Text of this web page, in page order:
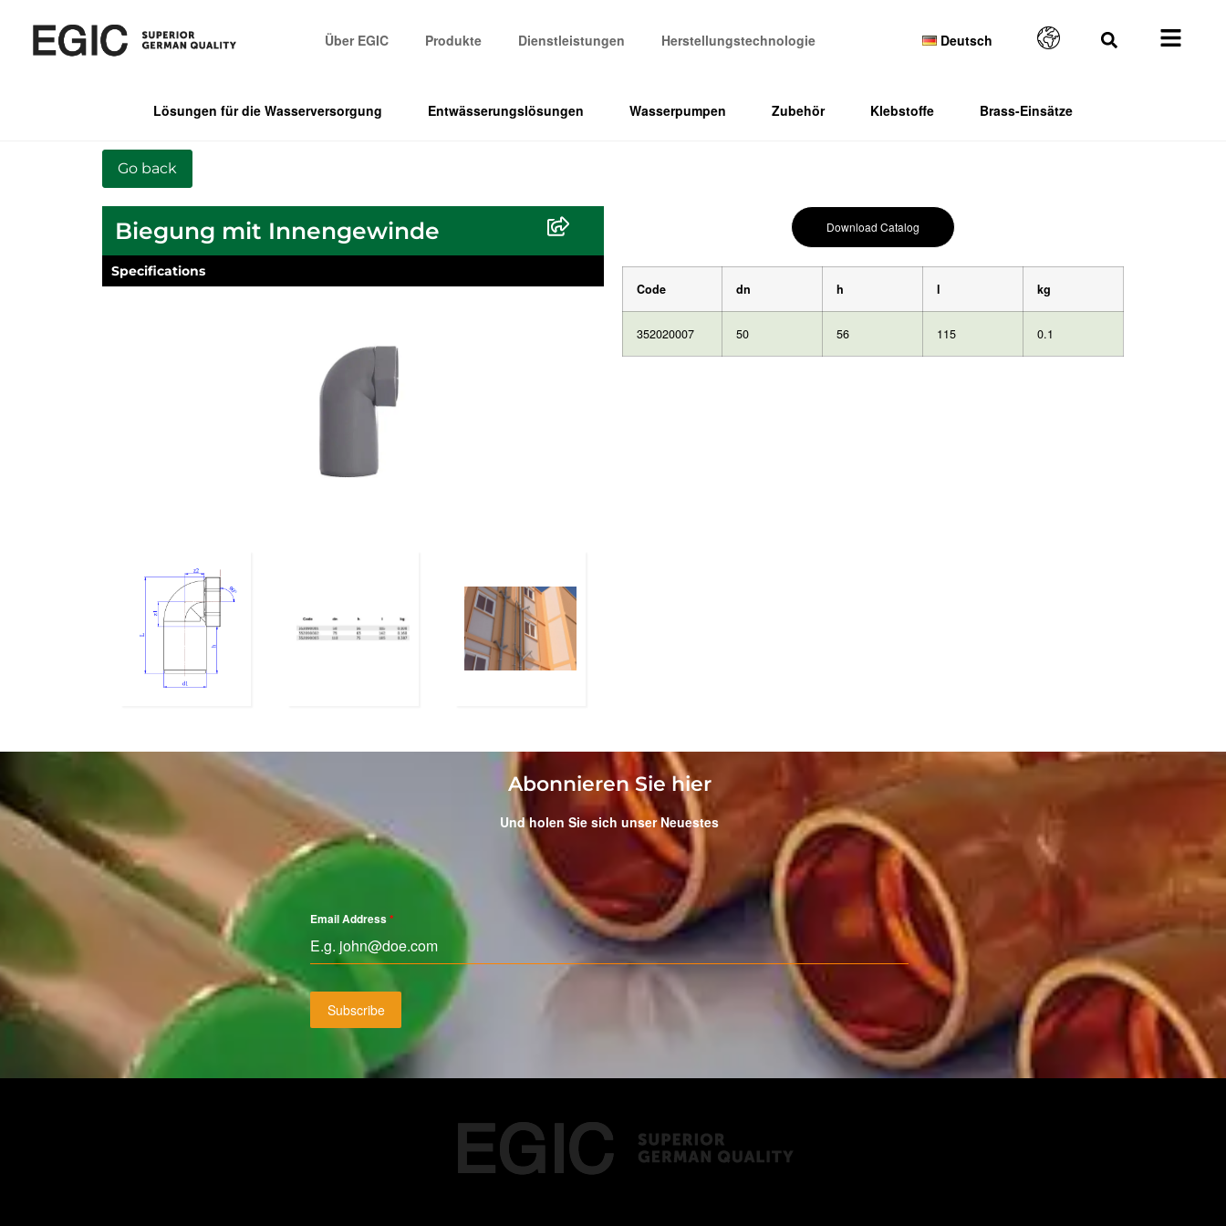
Über EGIC Produkte Dienstleistungen Herstellungstechnologie Deutsch
Lösungen für die Wasserversorgung Entwässerungslösungen Wasserpumpen Zubehör Klebstoffe Brass-Einsätze
Biegung mit Innengewinde
Specifications
Download Catalog
Code dn h l kg
352020007 50 56 115 0.1
Abonnieren Sie hier
Und holen Sie sich unser Neuestes
Email Address*
Subscribe